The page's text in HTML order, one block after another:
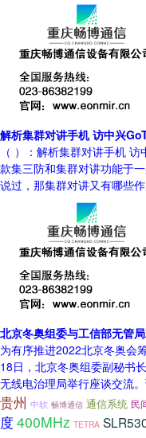
解析集群对讲手机 访中兴
（ ）：解析集群对讲手机
款集三防和集群对讲功能于
说过，那集群对讲又有哪些
北京冬奥组委与工信部无管
为有序推进2022北京冬奥会
18日，北京冬奥组委副秘书
无线电治理局举行座谈交流
贵州 中软 畅博通信 通信系统 民
度400MHz TETRA